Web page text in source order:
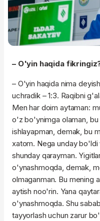
– O'yin haqida
– O'yin haqida nima
uchradik – 1:3. Raqibni
Men har doim aytaman:
o'z bo'ynimga olaman,
ishlayapman, demak, bu
xatom. Nega unday
shunday qarayman.
o'ynashmoqda, demak,
olmaganman. Bu mening
aytish noo'rin. Yana
o'ynashmoqda. Shu
tayyorlash uchun zarur